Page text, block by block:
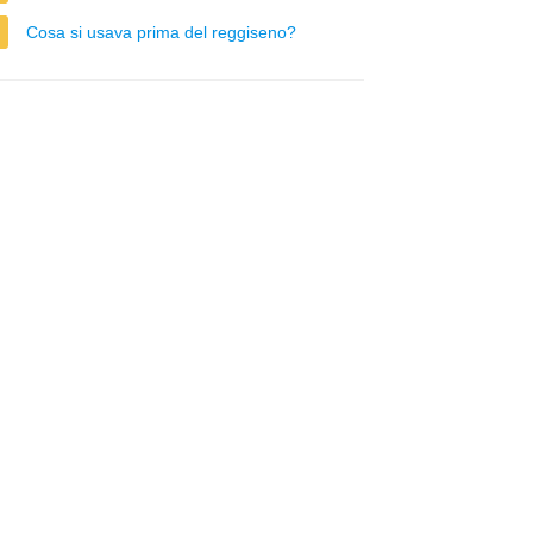
Cosa si usava prima del reggiseno?